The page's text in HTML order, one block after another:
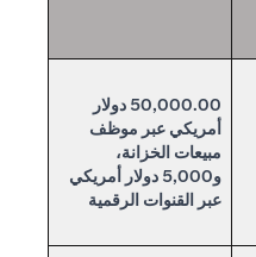
50,000.00 دولار
أمريكي عبر موظف
مبيعات الخزانة،
و5,000 دولار أمريكي
عبر القنوات الرقمية